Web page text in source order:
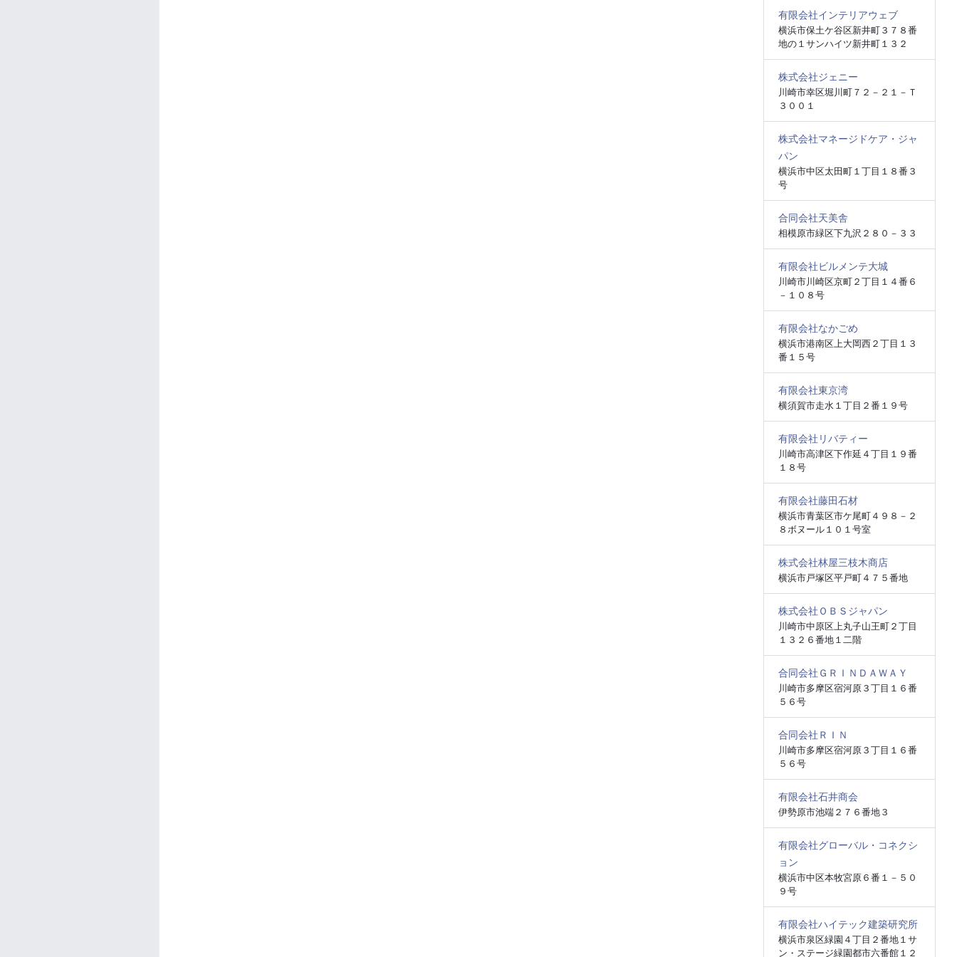
有限会社インテリアウェブ
横浜市保土ケ谷区新井町３７８番
地の１サンハイツ新井町１３２
株式会社ジェニー
川崎市幸区堀川町７２－２１－Ｔ
３００１
株式会社マネージドケア・ジャ
パン
横浜市中区太田町１丁目１８番３
号
合同会社天美舎
相模原市緑区下九沢２８０－３３
有限会社ビルメンテ大城
川崎市川崎区京町２丁目１４番６
－１０８号
有限会社なかごめ
横浜市港南区上大岡西２丁目１３
番１５号
有限会社東京湾
横須賀市走水１丁目２番１９号
有限会社リバティー
川崎市高津区下作延４丁目１９番
１８号
有限会社藤田石材
横浜市青葉区市ケ尾町４９８－２
８ボヌール１０１号室
株式会社林屋三枝木商店
横浜市戸塚区平戸町４７５番地
株式会社ＯＢＳジャパン
川崎市中原区上丸子山王町２丁目
１３２６番地１二階
合同会社ＧＲＩＮＤＡＷＡＹ
川崎市多摩区宿河原３丁目１６番
５６号
合同会社ＲＩＮ
川崎市多摩区宿河原３丁目１６番
５６号
有限会社石井商会
伊勢原市池端２７６番地３
有限会社グローバル・コネクシ
ョン
横浜市中区本牧宮原６番１－５０
９号
有限会社ハイテック建築研究所
横浜市泉区緑園４丁目２番地１サ
ン・ステージ緑園都市六番館１２